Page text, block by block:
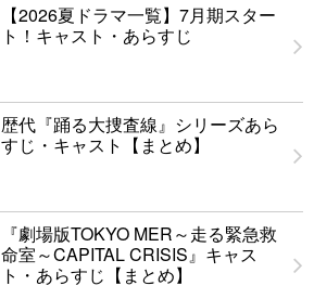
【2026夏ドラマ一覧】7月期スター
ト！キャスト・あらすじ
歴代『踊る大捜査線』シリーズあら
すじ・キャスト【まとめ】
『劇場版TOKYO MER～走る緊急救
命室～CAPITAL CRISIS』キャス
ト・あらすじ【まとめ】